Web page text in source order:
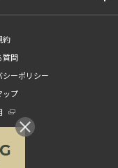
約
質問
シーポリシー
ップ